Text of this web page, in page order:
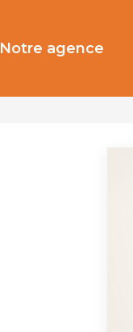
Notre agence